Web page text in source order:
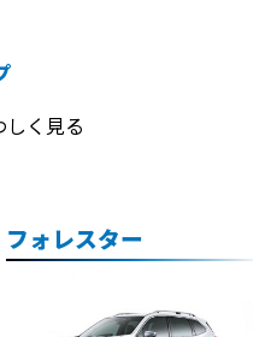
く見る
フォレスター